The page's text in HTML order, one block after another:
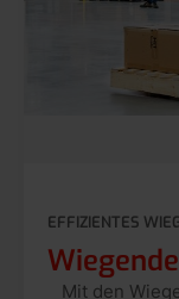
EFFIZIENTES
Mit den